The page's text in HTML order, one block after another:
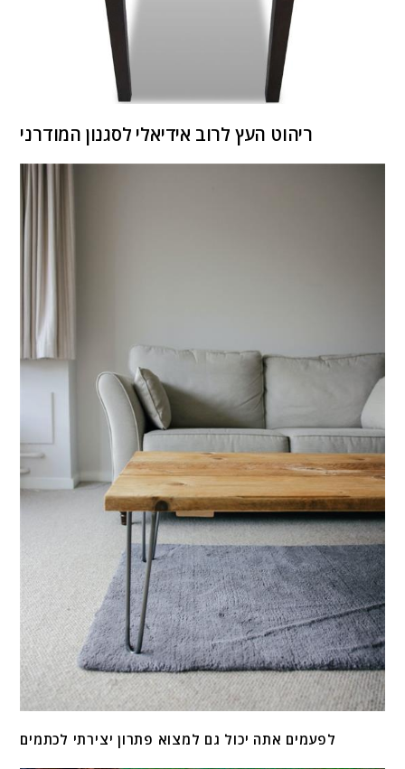
ריהוט העץ לרוב אידיאלי לסגנון המודרני
לפעמים אתה יכול גם למצוא פתרון יצירתי לכתמים